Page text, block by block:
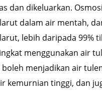
dan dikeluarkan.
dalam air mentah,
lebih daripada 99%
menggunakan air
menjadikan air
kemurnian tinggi, dan